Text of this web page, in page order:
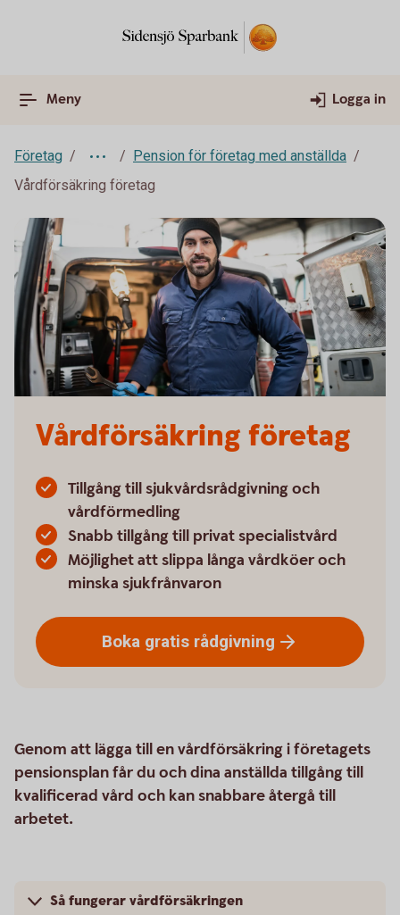
Meny Logga in
Företag
Pension för företag med anställda
Vårdförsäkring företag
Vårdförsäkring företag
Tillgång till sjukvårdsrådgivning och
vårdförmedling
Snabb tillgång till privat specialistvård
Möjlighet att slippa långa vårdköer och
minska sjukfrånvaron
Boka gratis rådgivning
Genom att lägga till en vårdförsäkring i företagets
pensionsplan får du och dina anställda tillgång till
kvalificerad vård och kan snabbare återgå till
arbetet.
Så fungerar vårdförsäkringen